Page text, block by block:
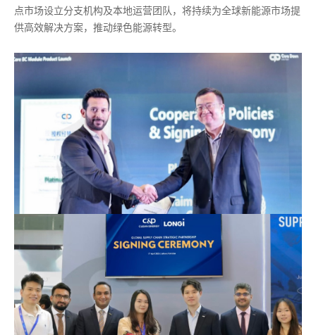
点市场设立分支机构及本地运营团队，将持续为全球新能源市场提
供高效解决方案，推动绿色能源转型。